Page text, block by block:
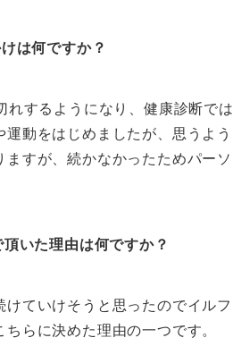
は何ですか？
するようになり、健康診断では
動をはじめましたが、思うよう
すが、続かなかったためパーソ
いた理由は何ですか？
ていけそうと思ったのでイルフ
らに決めた理由の一つです。